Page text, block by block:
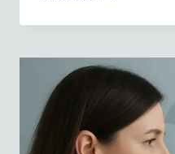
EN
APORTANDO
VALOR
PROCESOS…
Y